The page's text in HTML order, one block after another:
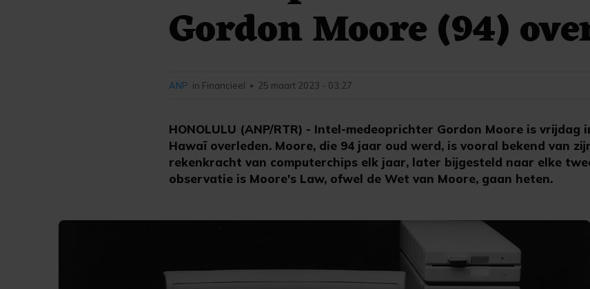
Gordon Moore (94)
HONOLULU (ANP/RTR) - Intel-medeoprichter Gordon Moore is vrijdag
Hawaï overleden. Moore, die 94 jaar oud werd, is vooral bekend van
rekenkracht van computerchips elk jaar, later bijgesteld naar elke
observatie is Moore's Law, ofwel de Wet van Moore, gaan heten.
ANP in Financieel • 25 maart 2023 - 03:27